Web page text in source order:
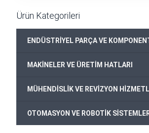
Ürün Kategorileri
ENDÜSTRİYEL PARÇA VE
MAKİNELER VE ÜRETİM HATLARI
MÜHENDİSLİK VE REVİZYON
OTOMASYON VE ROBOTİK